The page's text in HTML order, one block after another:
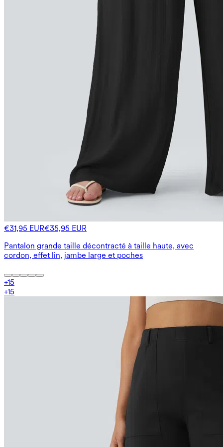
€31,95 EUR€35,95 EUR
Pantalon grande taille décontracté à taille haute, avec
cordon, effet lin, jambe large et poches
+15
+15